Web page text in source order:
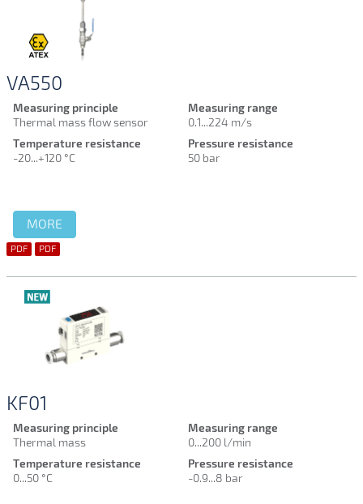
VA550
Measuring principle
Thermal mass flow sensor
Measuring range
0.1...224 m/s
Temperature resistance
-20...+120 °C
Pressure resistance
50 bar
MORE
PDF PDF
KF01
Measuring principle
Thermal mass
Measuring range
0...200 l/min
Temperature resistance
0...50 °C
Pressure resistance
-0.9...8 bar